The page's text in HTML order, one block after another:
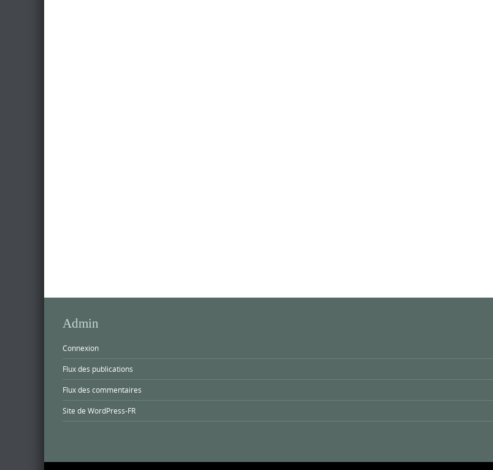
Admin
Connexion
Flux des publications
Flux des commentaires
Site de WordPress-FR